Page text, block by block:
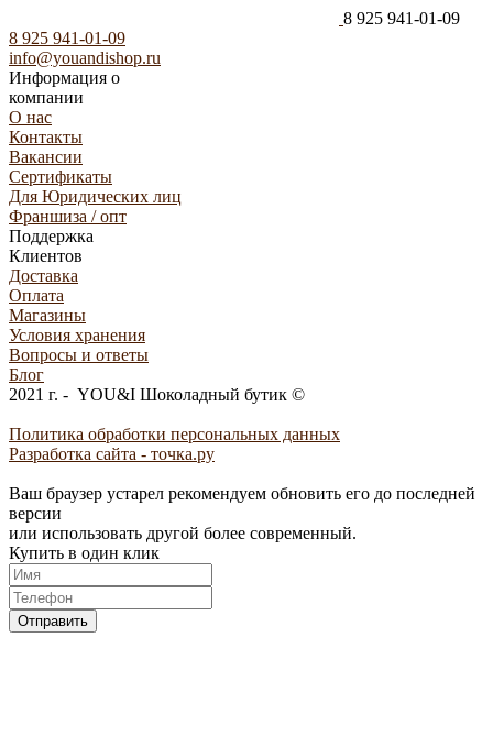
8 925 941-01-09
8 925 941-01-09
info@youandishop.ru
Информация о
компании
О нас
Контакты
Вакансии
Сертификаты
Для Юридических лиц
Франшиза / опт
Поддержка
Клиентов
Доставка
Оплата
Магазины
Условия хранения
Вопросы и ответы
Блог
2021 г. - YOU&I Шоколадный бутик ©
Политика обработки персональных данных
Разработка сайта - точка.ру
Ваш браузер устарел рекомендуем обновить его до последней
версии
или использовать другой более современный.
Купить в один клик
Отправить